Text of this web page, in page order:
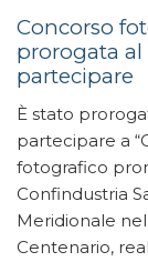
Concorso
prorogata al
partecipare
È stato
partecipare a
fotografico
Confindustria
Meridionale
Centenario,